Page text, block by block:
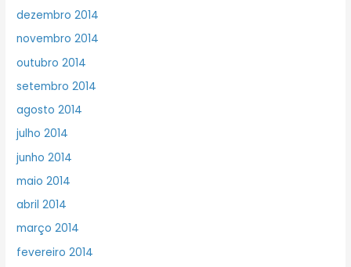
dezembro 2014
novembro 2014
outubro 2014
setembro 2014
agosto 2014
julho 2014
junho 2014
maio 2014
abril 2014
março 2014
fevereiro 2014